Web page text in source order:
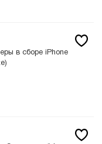
в сборе iPhone